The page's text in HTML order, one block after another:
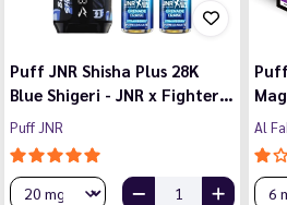
Puff JNR Shisha Plus 28K
Blue Shigeri - JNR x Fighter…
Puff JNR Al